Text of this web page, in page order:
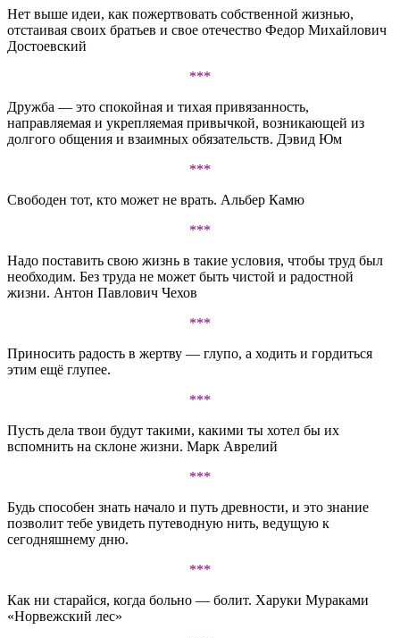
Нет выше идеи, как пожертвовать собственной жизнью,
отстаивая своих братьев и свое отечество Федор Михайлович
Достоевский
***
Дружба — это спокойная и тихая привязанность,
направляемая и укрепляемая привычкой, возникающей из
долгого общения и взаимных обязательств. Дэвид Юм
***
Свободен тот, кто может не врать. Альбер Камю
***
Надо поставить свою жизнь в такие условия, чтобы труд был
необходим. Без труда не может быть чистой и радостной
жизни. Антон Павлович Чехов
***
Приносить радость в жертву — глупо, а ходить и гордиться
этим ещё глупее.
***
Пусть дела твои будут такими, какими ты хотел бы их
вспомнить на склоне жизни. Марк Аврелий
***
Будь способен знать начало и путь древности, и это знание
позволит тебе увидеть путеводную нить, ведущую к
сегодняшнему дню.
***
Как ни старайся, когда больно — болит. Харуки Мураками
«Норвежский лес»